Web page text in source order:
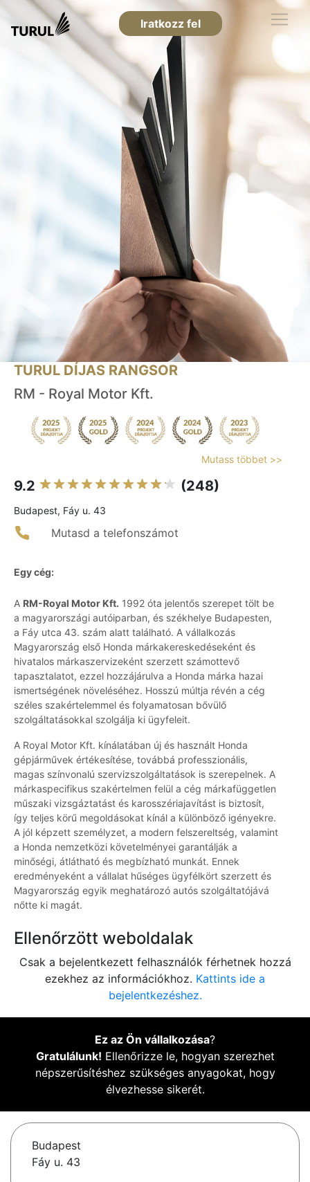
Iratkozz fel
TURUL DÍJAS RANGSOR
RM - Royal Motor Kft.
Mutass többet >>
9.2 (248)
Budapest, Fáy u. 43
Mutasd a telefonszámot
Egy cég:
A RM-Royal Motor Kft. 1992 óta jelentős szerepet tölt be
a magyarországi autóiparban, és székhelye Budapesten,
a Fáy utca 43. szám alatt található. A vállalkozás
Magyarország első Honda márkakereskedéseként és
hivatalos márkaszervizeként szerzett számottevő
tapasztalatot, ezzel hozzájárulva a Honda márka hazai
ismertségének növeléséhez. Hosszú múltja révén a cég
széles szakértelemmel és folyamatosan bővülő
szolgáltatásokkal szolgálja ki ügyfeleit.
A Royal Motor Kft. kínálatában új és használt Honda
gépjárművek értékesítése, továbbá professzionális,
magas színvonalú szervizszolgáltatások is szerepelnek. A
márkaspecifikus szakértelmen felül a cég márkafüggetlen
műszaki vizsgáztatást és karosszériajavítást is biztosít,
így teljes körű megoldásokat kínál a különböző igényekre.
A jól képzett személyzet, a modern felszereltség, valamint
a Honda nemzetközi követelményei garantálják a
minőségi, átlátható és megbízható munkát. Ennek
eredményeként a vállalat hűséges ügyfélkört szerzett és
Magyarország egyik meghatározó autós szolgáltatójává
nőtte ki magát.
Ellenőrzött weboldalak
Csak a bejelentkezett felhasználók férhetnek hozzá
ezekhez az információkhoz. Kattints ide a
bejelentkezéshez.
Ez az Ön vállalkozása?
Gratulálunk! Ellenőrizze le, hogyan szerezhet
népszerűsítéshez szükséges anyagokat, hogy
élvezhesse sikerét.
Budapest
Fáy u. 43